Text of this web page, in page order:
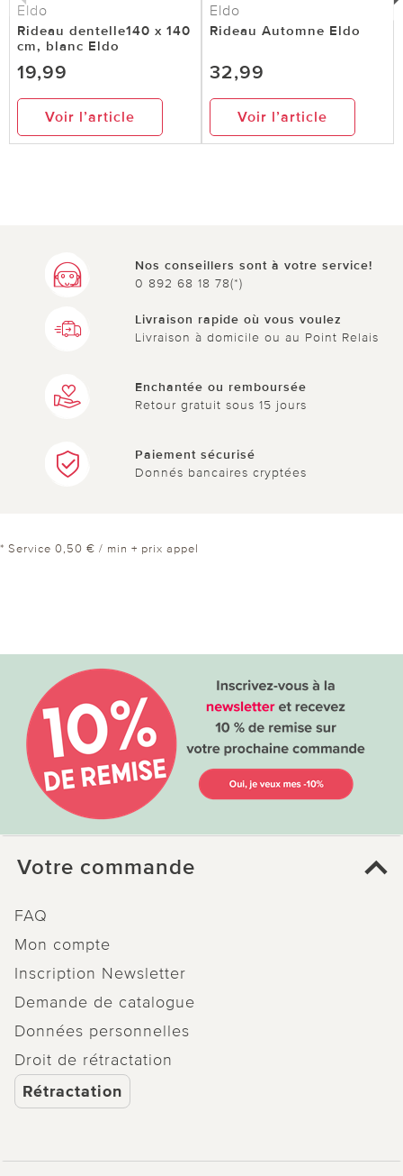
Eldo
Rideau dentelle140 x 140
cm, blanc Eldo
19,99
Voir l’article
Eldo
Rideau Automne Eldo
32,99
Voir l’article
Nos conseillers sont à votre service!
0 892 68 18 78(*)
Livraison rapide où vous voulez
Livraison à domicile ou au Point Relais
Enchantée ou remboursée
Retour gratuit sous 15 jours
Paiement sécurisé
Donnés bancaires cryptées
* Service 0,50 € / min + prix appel
Votre commande
FAQ
Mon compte
Inscription Newsletter
Demande de catalogue
Données personnelles
Droit de rétractation
Rétractation